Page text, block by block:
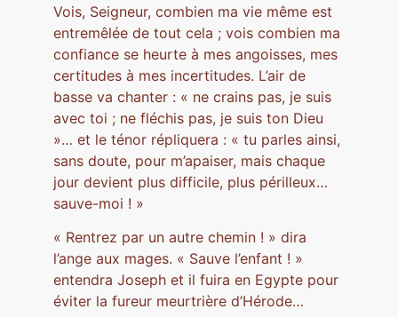
Vois, Seigneur, combien ma vie même est
entremêlée de tout cela ; vois combien ma
confiance se heurte à mes angoisses, mes
certitudes à mes incertitudes. L’air de
basse va chanter : « ne crains pas, je suis
avec toi ; ne fléchis pas, je suis ton Dieu
»… et le ténor répliquera : « tu parles ainsi,
sans doute, pour m’apaiser, mais chaque
jour devient plus difficile, plus périlleux…
sauve-moi ! »
« Rentrez par un autre chemin ! » dira
l’ange aux mages. « Sauve l’enfant ! »
entendra Joseph et il fuira en Egypte pour
éviter la fureur meurtrière d’Hérode…